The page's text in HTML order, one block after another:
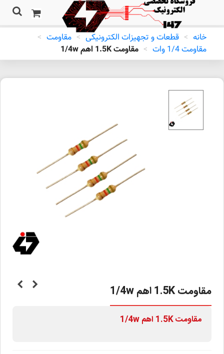
خانه > قطعات و تجهیزات الکترونیکی > مقاومت >
مقاومت 1/4 وات
> مقاومت 1.5K اهم 1/4w
مقاومت 1.5K اهم 1/4w
مقاومت 1.5K اهم 1/4w